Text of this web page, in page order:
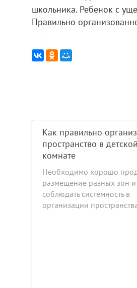
школьника. Ребенок с
Правильно
Как правильно
пространство в детской
комнате
Необходимо хорошо
размещение разных зон и
соблюдать системность в
организации